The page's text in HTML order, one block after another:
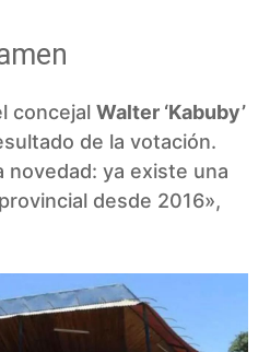
concejal Walter ‘Kabuby’
de la votación.
novedad: ya existe una
desde 2016»,